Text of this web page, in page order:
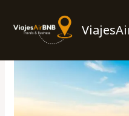
content
condado